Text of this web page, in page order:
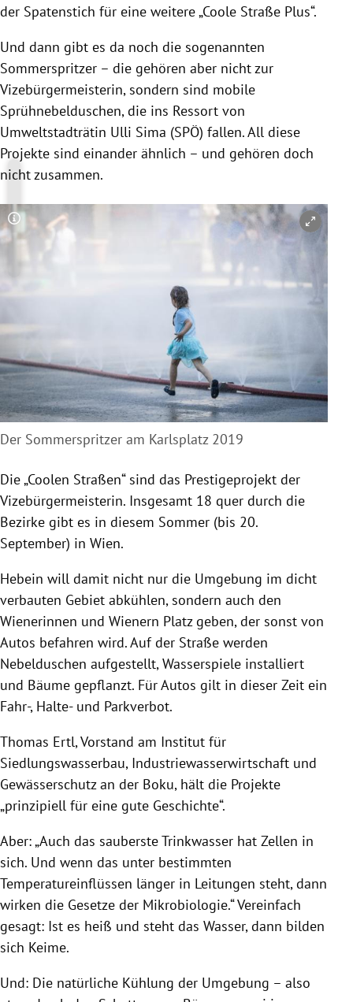
der Spatenstich für eine weitere „Coole Straße Plus“.
Und dann gibt es da noch die sogenannten
Sommerspritzer – die gehören aber nicht zur
Vizebürgermeisterin, sondern sind mobile
Sprühnebelduschen, die ins Ressort von
Umweltstadträtin Ulli Sima (SPÖ) fallen. All diese
Projekte sind einander ähnlich – und gehören doch
nicht zusammen.
Copyright-Hinweis öffnen/schließen
Der Sommerspritzer am Karlsplatz 2019
Die „Coolen Straßen“ sind das Prestigeprojekt der
Vizebürgermeisterin. Insgesamt 18 quer durch die
Bezirke gibt es in diesem Sommer (bis 20.
September) in Wien.
Hebein will damit nicht nur die Umgebung im dicht
verbauten Gebiet abkühlen, sondern auch den
Wienerinnen und Wienern Platz geben, der sonst von
Autos befahren wird. Auf der Straße werden
Nebelduschen aufgestellt, Wasserspiele installiert
und Bäume gepflanzt. Für Autos gilt in dieser Zeit ein
Fahr-, Halte- und Parkverbot.
Thomas Ertl, Vorstand am Institut für
Siedlungswasserbau, Industriewasserwirtschaft und
Gewässerschutz an der Boku, hält die Projekte
„prinzipiell für eine gute Geschichte“.
Aber: „Auch das sauberste Trinkwasser hat Zellen in
sich. Und wenn das unter bestimmten
Temperatureinflüssen länger in Leitungen steht, dann
wirken die Gesetze der Mikrobiologie.“ Vereinfach
gesagt: Ist es heiß und steht das Wasser, dann bilden
sich Keime.
Und: Die natürliche Kühlung der Umgebung – also